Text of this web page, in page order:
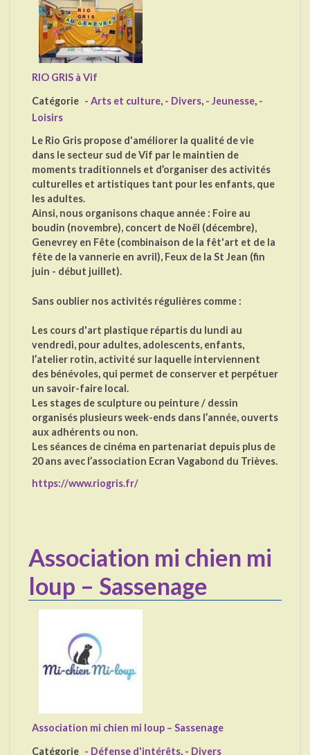
RIO GRIS à Vif
Catégorie - Arts et culture, - Divers, - Jeunesse, -
Loisirs
Le Rio Gris propose d'améliorer la qualité de vie
dans le secteur sud de Vif par le maintien de
moments traditionnels et d’organiser des activités
culturelles et artistiques tant pour les enfants, que
les adultes.
Ainsi, nous organisons chaque année : Foire au
boudin (novembre), concert de Noël (décembre),
Genevrey en Fête (combinaison de la fêt'art et de la
fête de la vannerie en avril), Feux de la St Jean (fin
juin - début juillet).
Sans oublier nos activités régulières comme :
Les cours d'art plastique répartis du lundi au
vendredi, pour adultes, adolescents, enfants,
l’atelier rotin, activité sur laquelle interviennent
des bénévoles, qui permet de conserver et perpétuer
un savoir-faire local.
Les stages de sculpture ou peinture / dessin
organisés plusieurs week-ends dans l’année, ouverts
aux adhérents ou non.
Les séances de cinéma en partenariat depuis plus de
20 ans avec l’association Ecran Vagabond du Trièves.
https://www.riogris.fr/
Association mi chien mi
loup – Sassenage
Association mi chien mi loup – Sassenage
Catégorie - Défense d'intérêts, - Divers